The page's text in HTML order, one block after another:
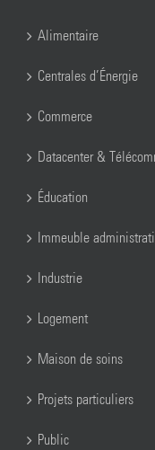
Alimentaire
Centrales d’Énergie
Commerce
Datacenter &
Éducation
Immeuble
Industrie
Logement
Maison de soins
Projets particuliers
Public